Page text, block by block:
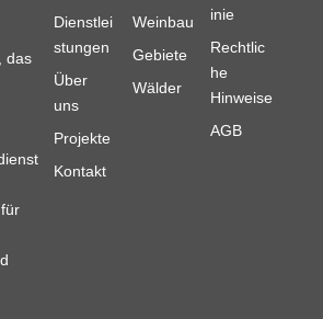
das
Dienstlei
stungen
Über
uns
Projekte
Kontakt
Weinbau
Gebiete
Wälder
inie
Rechtlic
he
Hinweise
AGB